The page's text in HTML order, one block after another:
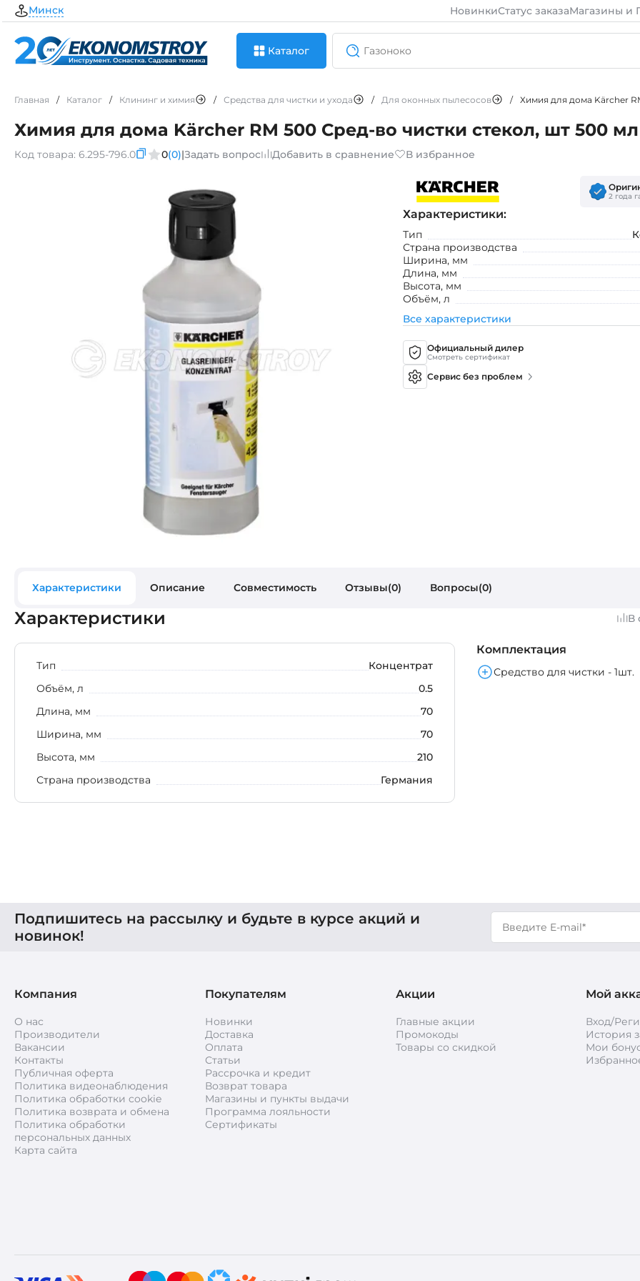
Минск НовинкиСтатус заказаМагазины и
Каталог
Главная / Каталог / Клининг и химия / Средства для чистки и ухода / Для оконных пылесосов / Химия для дома Kärcher
Химия для дома Kärcher RM 500 Сред-во чистки стекол, шт 500 мл
Код товара: 6.295-796.0 0(0)|Задать вопрос Добавить в сравнение В избранное
2 года
Характеристики:
Тип
Страна производства
Ширина, мм
Длина, мм
Высота, мм
Объём, л
Все характеристики
Официальный дилер
Смотреть сертификат
Сервис без проблем
Характеристики Описание Совместимость Отзывы(0) Вопросы(0)
Характеристики В
Тип
Концентрат
Объём, л
0.5
Длина, мм
70
Ширина, мм
70
Высота, мм
210
Страна производства
Германия
Комплектация
Средство для чистки - 1шт.
Подпишитесь на рассылку и будьте в курсе акций и
новинок!
Компания
О нас
Производители
Вакансии
Контакты
Публичная оферта
Политика видеонаблюдения
Политика обработки cookie
Политика возврата и обмена
Политика обработки
персональных данных
Карта сайта
Покупателям
Новинки
Доставка
Оплата
Статьи
Рассрочка и кредит
Возврат товара
Магазины и пункты выдачи
Программа лояльности
Сертификаты
Акции
Главные акции
Промокоды
Товары со скидкой
Мой
Вход/
История
Мои